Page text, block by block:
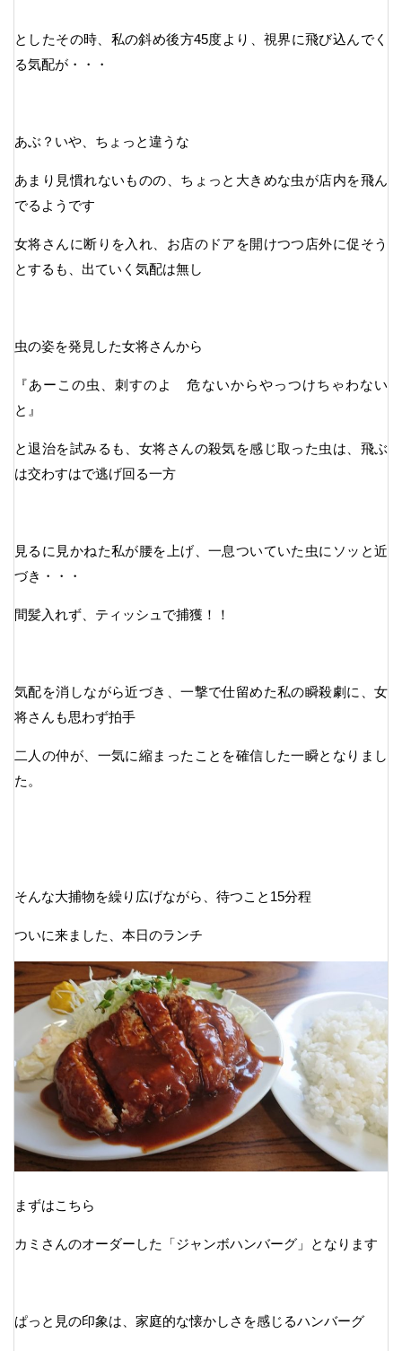
としたその時、私の斜め後方45度より、視界に飛び込んでく
る気配が・・・
あぶ？いや、ちょっと違うな
あまり見慣れないものの、ちょっと大きめな虫が店内を飛ん
でるようです
女将さんに断りを入れ、お店のドアを開けつつ店外に促そう
とするも、出ていく気配は無し
虫の姿を発見した女将さんから
『あーこの虫、刺すのよ 危ないからやっつけちゃわない
と』
と退治を試みるも、女将さんの殺気を感じ取った虫は、飛ぶ
は交わすはで逃げ回る一方
見るに見かねた私が腰を上げ、一息ついていた虫にソッと近
づき・・・
間髪入れず、ティッシュで捕獲！！
気配を消しながら近づき、一撃で仕留めた私の瞬殺劇に、女
将さんも思わず拍手
二人の仲が、一気に縮まったことを確信した一瞬となりまし
た。
そんな大捕物を繰り広げながら、待つこと15分程
ついに来ました、本日のランチ
まずはこちら
カミさんのオーダーした「ジャンボハンバーグ」となります
ぱっと見の印象は、家庭的な懐かしさを感じるハンバーグ